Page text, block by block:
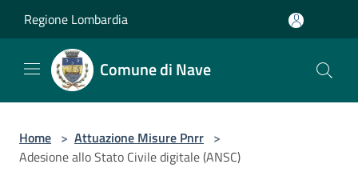
Regione Lombardia
Comune di Nave
Home > Attuazione Misure Pnrr >
Adesione allo Stato Civile digitale (ANSC)